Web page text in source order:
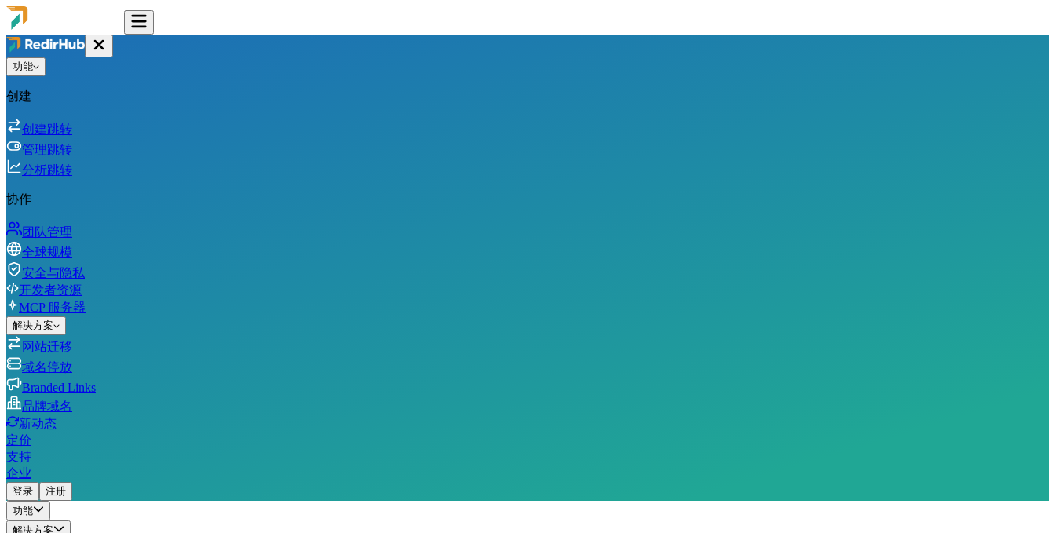
功能
创建
创建跳转
管理跳转
分析跳转
协作
团队管理
全球规模
安全与隐私
开发者资源
MCP 服务器
解决方案
网站迁移
域名停放
Branded Links
品牌域名
新动态
定价
支持
企业
登录
注册
功能
解决方案